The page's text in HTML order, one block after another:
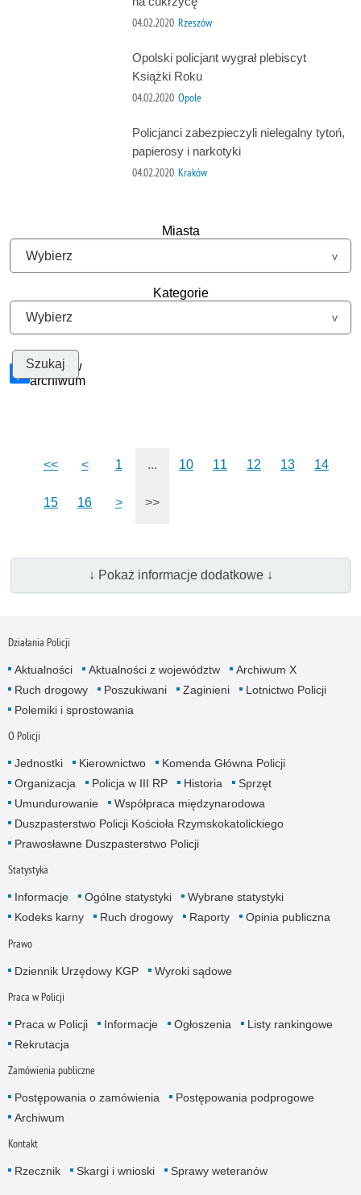
04.02.2020 Rzeszów
Opolski policjant wygrał plebiscyt
Książki Roku
04.02.2020 Opole
Policjanci zabezpieczyli nielegalny tytoń,
papierosy i narkotyki
04.02.2020 Kraków
Miasta
Kategorie
Szukaj w
archiwum
<< < 1 ... 10 11 12 13 14
15 16 > >>
↓ Pokaż informacje dodatkowe ↓
Działania Policji
Aktualności Aktualności z województw
Archiwum X
Ruch drogowy
Poszukiwani Zaginieni
Lotnictwo Policji
Polemiki i sprostowania
O Policji
Jednostki Kierownictwo
Komenda Główna Policji
Organizacja
Policja w III RP Historia
Sprzęt
Umundurowanie
Współpraca międzynarodowa
Duszpasterstwo Policji Kościoła Rzymskokatolickiego
Prawosławne Duszpasterstwo Policji
Statystyka
Informacje Ogólne statystyki
Wybrane statystyki
Kodeks karny
Ruch drogowy Raporty Opinia publiczna
Prawo
Dziennik Urzędowy KGP Wyroki sądowe
Praca w Policji
Praca w Policji Informacje Ogłoszenia
Listy rankingowe
Rekrutacja
Zamówienia publiczne
Postępowania o zamówienia
Postępowania podprogowe
Archiwum
Kontakt
Rzecznik Skargi i wnioski Sprawy weteranów